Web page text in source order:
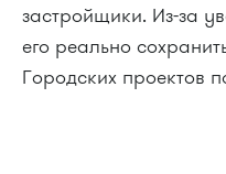
застройщики. Из-за
его реально
Городских проектов